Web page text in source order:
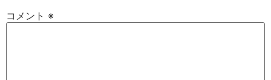
コメント ※